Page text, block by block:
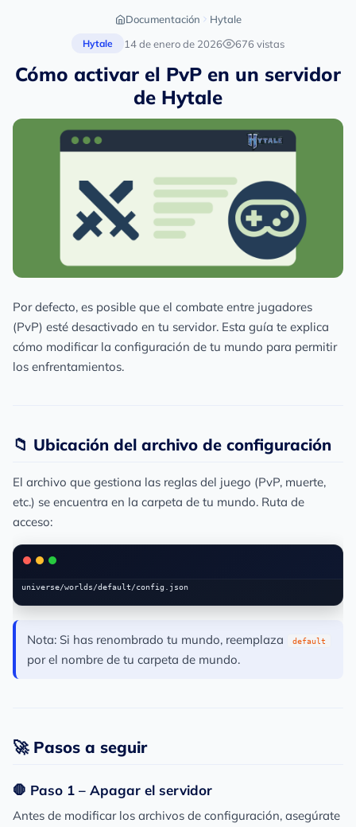
Documentación Hytale
Hytale 14 de enero de 2026 676 vistas
Cómo activar el PvP en un servidor
de Hytale
Por defecto, es posible que el combate entre jugadores
(PvP) esté desactivado en tu servidor. Esta guía te explica
cómo modificar la configuración de tu mundo para permitir
los enfrentamientos.
📁 Ubicación del archivo de configuración
El archivo que gestiona las reglas del juego (PvP, muerte,
etc.) se encuentra en la carpeta de tu mundo. Ruta de
acceso:
Nota: Si has renombrado tu mundo, reemplaza default
por el nombre de tu carpeta de mundo.
🚀 Pasos a seguir
🛑 Paso 1 – Apagar el servidor
Antes de modificar los archivos de configuración, asegúrate